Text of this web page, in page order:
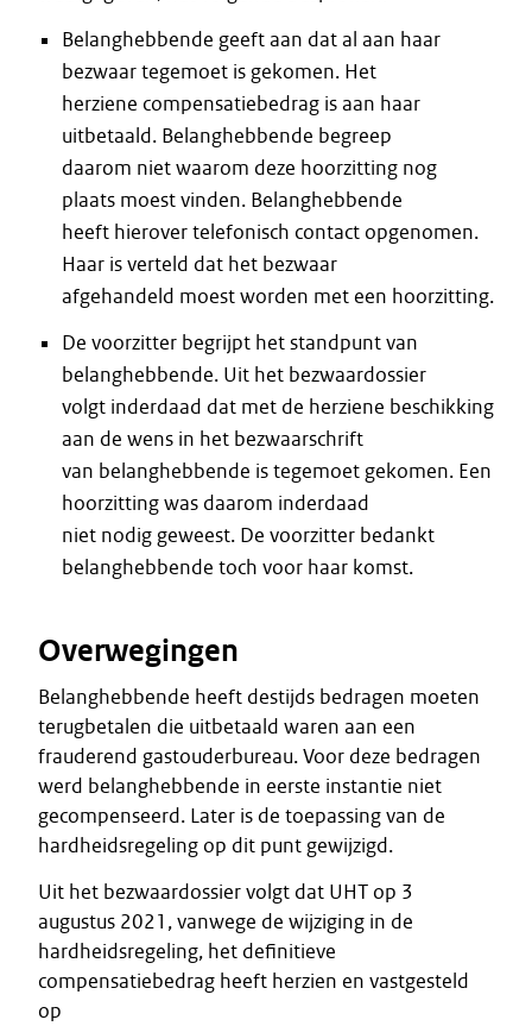
Belanghebbende geeft aan dat al aan haar
bezwaar tegemoet is gekomen. Het
herziene compensatiebedrag is aan haar
uitbetaald. Belanghebbende begreep
daarom niet waarom deze hoorzitting nog
plaats moest vinden. Belanghebbende
heeft hierover telefonisch contact opgenomen.
Haar is verteld dat het bezwaar
afgehandeld moest worden met een hoorzitting.
De voorzitter begrijpt het standpunt van
belanghebbende. Uit het bezwaardossier
volgt inderdaad dat met de herziene beschikking
aan de wens in het bezwaarschrift
van belanghebbende is tegemoet gekomen. Een
hoorzitting was daarom inderdaad
niet nodig geweest. De voorzitter bedankt
belanghebbende toch voor haar komst.
Overwegingen
Belanghebbende heeft destijds bedragen moeten
terugbetalen die uitbetaald waren aan een
frauderend gastouderbureau. Voor deze bedragen
werd belanghebbende in eerste instantie niet
gecompenseerd. Later is de toepassing van de
hardheidsregeling op dit punt gewijzigd.
Uit het bezwaardossier volgt dat UHT op 3
augustus 2021, vanwege de wijziging in de
hardheidsregeling, het definitieve
compensatiebedrag heeft herzien en vastgesteld
op